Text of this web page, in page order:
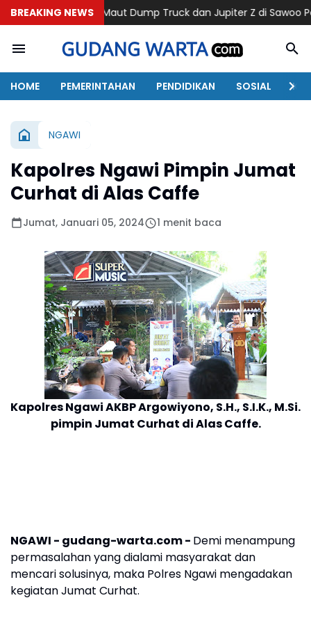
BREAKING NEWS
Maut Dump Truck dan Jupiter Z di Sawoo Ponorogo, Satu
HOME PEMERINTAHAN PENDIDIKAN SOSIAL
NGAWI
Kapolres Ngawi Pimpin Jumat
Curhat di Alas Caffe
Jumat, Januari 05, 2024 1 menit baca
Kapolres Ngawi AKBP Argowiyono, S.H., S.I.K., M.Si.
pimpin Jumat Curhat di Alas Caffe.
NGAWI - gudang-warta.com - Demi menampung
permasalahan yang dialami masyarakat dan
mencari solusinya, maka Polres Ngawi mengadakan
kegiatan Jumat Curhat.